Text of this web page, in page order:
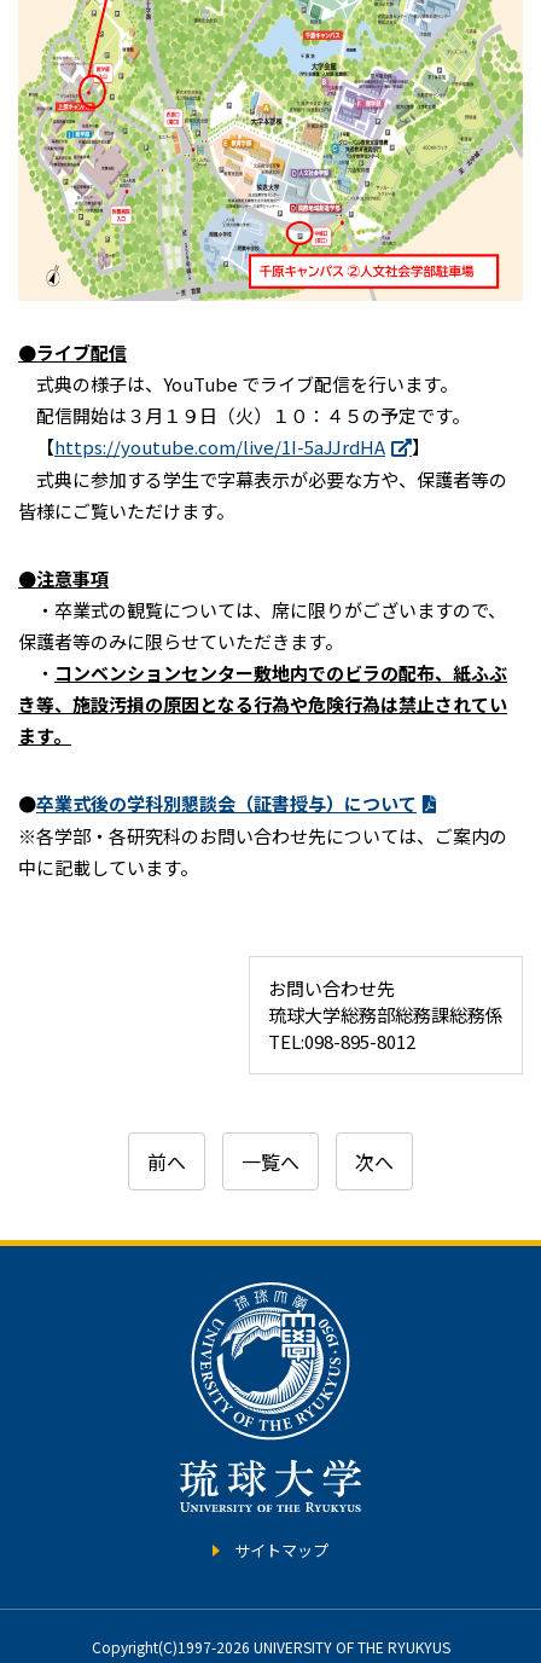
●ライブ配信
式典の様子は、YouTube でライブ配信を行います。
配信開始は３月１９日（火）１０：４５の予定です。
【https://youtube.com/live/1I-5aJJrdHA
】
式典に参加する学生で字幕表示が必要な方や、保護者等の
皆様にご覧いただけます。
●注意事項
・卒業式の観覧については、席に限りがございますので、
保護者等のみに限らせていただきます。
・ コンベンションセンター敷地内でのビラの配布、紙ふぶ
き等、施設汚損の原因となる行為や危険行為は禁止されてい
ます。
●卒業式後の学科別懇談会（証書授与）について
※各学部・各研究科のお問い合わせ先については、ご案内の
中に記載しています。
お問い合わせ先
琉球大学総務部総務課総務係
TEL:098-895-8012
前へ 一覧へ 次へ
サイトマップ
Copyright(C)1997-2026 UNIVERSITY OF THE RYUKYUS